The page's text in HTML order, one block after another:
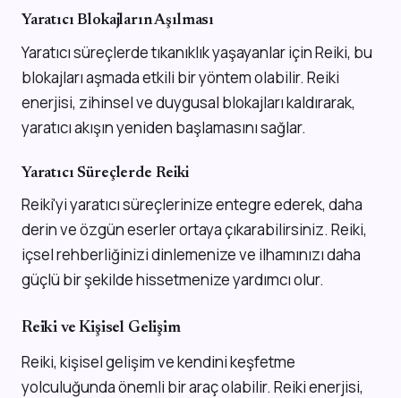
Yaratıcı Blokajların Aşılması
Yaratıcı süreçlerde tıkanıklık yaşayanlar için Reiki, bu
blokajları aşmada etkili bir yöntem olabilir. Reiki
enerjisi, zihinsel ve duygusal blokajları kaldırarak,
yaratıcı akışın yeniden başlamasını sağlar.
Yaratıcı Süreçlerde Reiki
Reiki'yi yaratıcı süreçlerinize entegre ederek, daha
derin ve özgün eserler ortaya çıkarabilirsiniz. Reiki,
içsel rehberliğinizi dinlemenize ve ilhamınızı daha
güçlü bir şekilde hissetmenize yardımcı olur.
Reiki ve Kişisel Gelişim
Reiki, kişisel gelişim ve kendini keşfetme
yolculuğunda önemli bir araç olabilir. Reiki enerjisi,